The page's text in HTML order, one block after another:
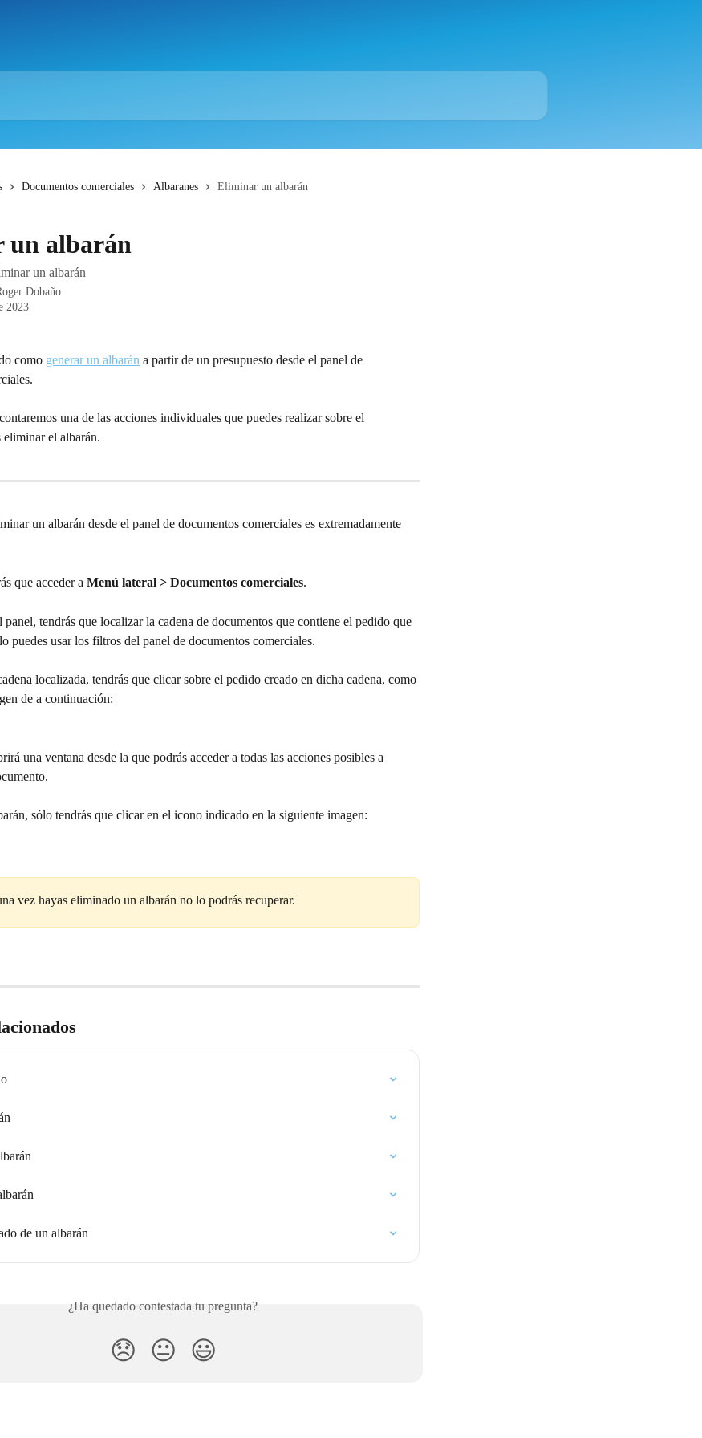
Documentos comerciales Albaranes Eliminar un albarán
un albarán
un albarán
Dobaño
2023
como generar un albarán a partir de un presupuesto desde el panel de
una de las acciones individuales que puedes realizar sobre el
eliminar el albarán.
un albarán desde el panel de documentos comerciales es extremadamente
que acceder a Menú lateral > Documentos comerciales.
tendrás que localizar la cadena de documentos que contiene el pedido que
puedes usar los filtros del panel de documentos comerciales.
localizada, tendrás que clicar sobre el pedido creado en dicha cadena, como
de a continuación:
una ventana desde la que podrás acceder a todas las acciones posibles a
sólo tendrás que clicar en el icono indicado en la siguiente imagen:
vez hayas eliminado un albarán no lo podrás recuperar.
de un albarán
¿Ha quedado contestada tu pregunta?
😞 😐 😃